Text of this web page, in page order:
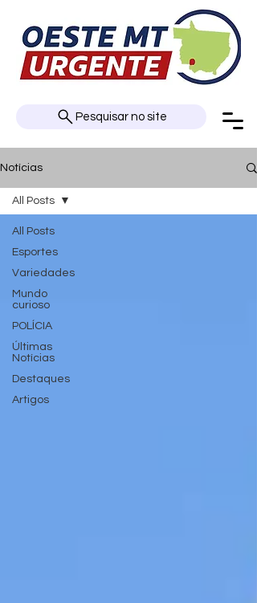
Pesquisar no site
Notícias
All Posts
Esportes
Variedades
Mundo
curioso
POLÍCIA
Últimas
Notícias
Destaques
Artigos
All Posts